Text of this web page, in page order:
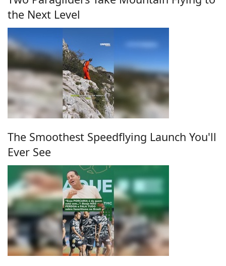
the Next Level
The Smoothest Speedflying Launch You'll
Ever See